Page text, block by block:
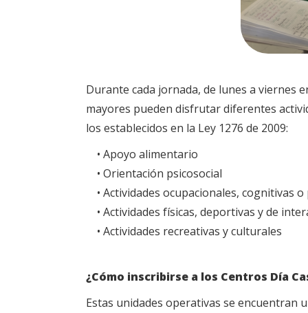
Durante cada jornada, de lunes a viernes
mayores pueden disfrutar diferentes
los establecidos en la Ley 1276 de 2009:
• Apoyo alimentario
• Orientación psicosocial
• Actividades ocupacionales, cognitivas
• Actividades físicas, deportivas y de
• Actividades recreativas y culturales
¿Cómo inscribirse a los Centros Día
Estas unidades operativas se encuentran